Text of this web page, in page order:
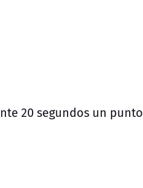
20 segundos un punto